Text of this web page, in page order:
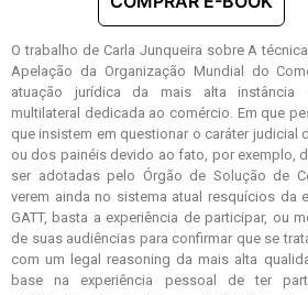
O trabalho de Carla Junqueira sobre A
Apelação da Organização Mundial do
atuação jurídica da mais alta instância
multilateral dedicada ao comércio. Em que
que insistem em questionar o caráter judicial
ou dos painéis devido ao fato, por exemplo,
ser adotadas pelo Órgão de Solução de
verem ainda no sistema atual resquícios da
GATT, basta a experiência de participar, ou
de suas audiências para confirmar que se
com um legal reasoning da mais alta
base na experiência pessoal de ter